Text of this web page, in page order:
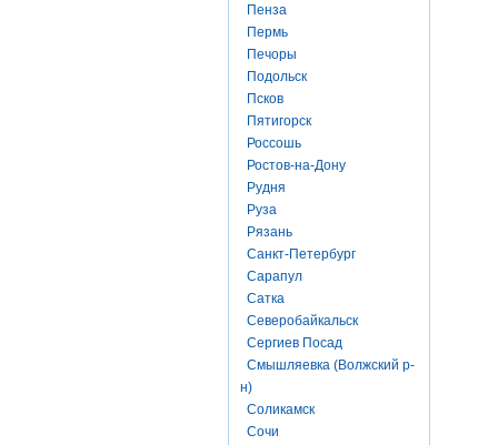
Пенза
Пермь
Печоры
Подольск
Псков
Пятигорск
Россошь
Ростов-на-Дону
Рудня
Руза
Рязань
Санкт-Петербург
Сарапул
Сатка
Северобайкальск
Сергиев Посад
Смышляевка (Волжский р-
н)
Соликамск
Сочи